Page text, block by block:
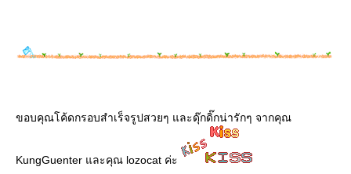
ขอบคุณโค้ดกรอบสำเร็จรูปสวยๆ และดุ๊กดิ๊กน่ารักๆ จากคุณ
KungGuenter และคุณ lozocat ค่ะ